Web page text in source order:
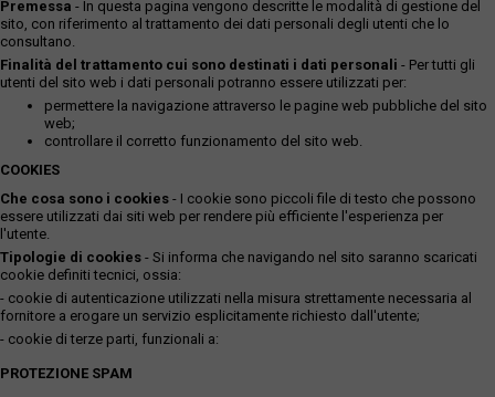
Premessa - In questa pagina vengono descritte le modalità di gestione del
sito, con riferimento al trattamento dei dati personali degli utenti che lo
consultano.
Finalità del trattamento cui sono destinati i dati personali - Per tutti gli
utenti del sito web i dati personali potranno essere utilizzati per:
permettere la navigazione attraverso le pagine web pubbliche del sito
web;
controllare il corretto funzionamento del sito web.
COOKIES
Che cosa sono i cookies - I cookie sono piccoli file di testo che possono
essere utilizzati dai siti web per rendere più efficiente l'esperienza per
l'utente.
Tipologie di cookies - Si informa che navigando nel sito saranno scaricati
cookie definiti tecnici, ossia:
- cookie di autenticazione utilizzati nella misura strettamente necessaria al
fornitore a erogare un servizio esplicitamente richiesto dall'utente;
- cookie di terze parti, funzionali a:
PROTEZIONE SPAM